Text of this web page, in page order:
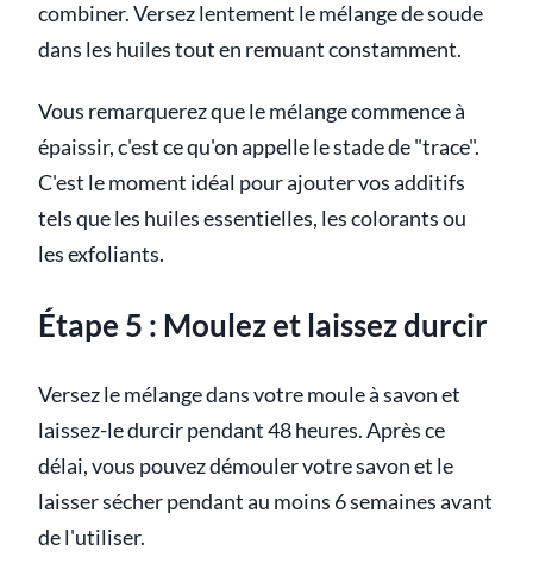
combiner. Versez lentement le mélange de soude
dans les huiles tout en remuant constamment.
Vous remarquerez que le mélange commence à
épaissir, c'est ce qu'on appelle le stade de "trace".
C'est le moment idéal pour ajouter vos additifs
tels que les huiles essentielles, les colorants ou
les exfoliants.
Étape 5 : Moulez et laissez durcir
Versez le mélange dans votre moule à savon et
laissez-le durcir pendant 48 heures. Après ce
délai, vous pouvez démouler votre savon et le
laisser sécher pendant au moins 6 semaines avant
de l'utiliser.